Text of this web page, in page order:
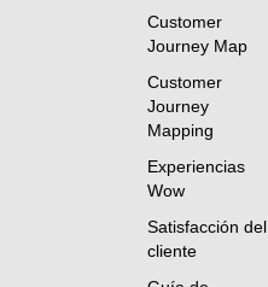
Customer
Journey Map
Customer
Journey
Mapping
Experiencias
Wow
Satisfacción del
cliente